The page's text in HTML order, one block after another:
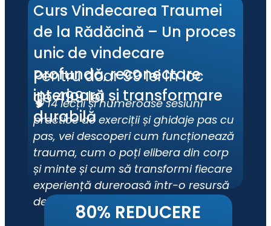
Curs Vindecarea Traumei
de la Rădăcină – Un proces
unic de vindecare
profundă, reconectare
interioară și transformare
durabilă
Pentru doar 99 lei în loc
de 499 lei
🧠 14 lecții și numeroase sesiuni
practice de exerciții și ghidaje pas cu
pas, vei descoperi cum funcționează
trauma, cum o poți elibera din corp
și minte și cum să transformi fiecare
experiență dureroasă într-o resursă
de putere.80% REDUCERE